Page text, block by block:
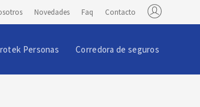
Novedades Faq Contacto
Personas Corredora de seguros